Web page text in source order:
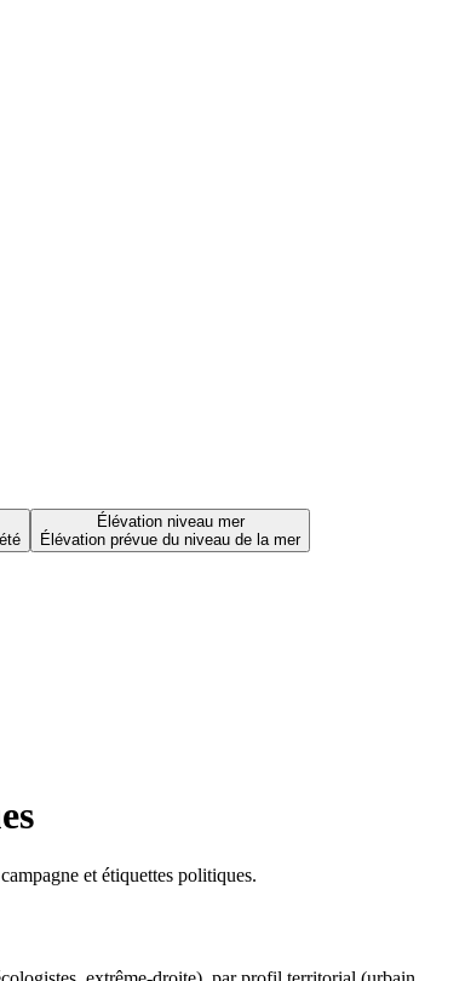
Élévation niveau mer
Élévation prévue du niveau de la mer
et étiquettes politiques.